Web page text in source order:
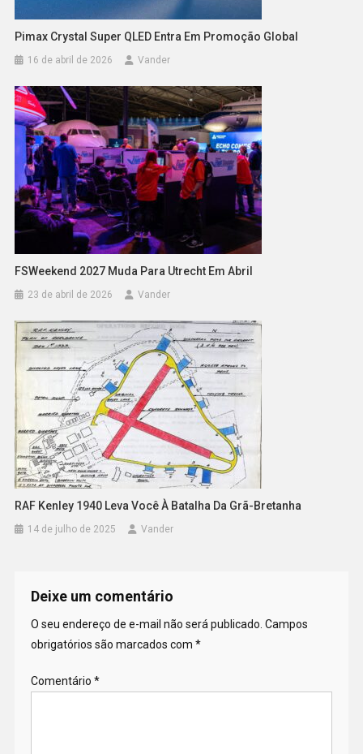
Pimax Crystal Super QLED Entra Em Promoção Global
16 de abril de 2026 Vander
FSWeekend 2027 Muda Para Utrecht Em Abril
23 de abril de 2026 Vander
RAF Kenley 1940 Leva Você À Batalha Da Grã-Bretanha
14 de julho de 2025 Vander
Deixe um comentário
O seu endereço de e-mail não será publicado. Campos
obrigatórios são marcados com *
Comentário *